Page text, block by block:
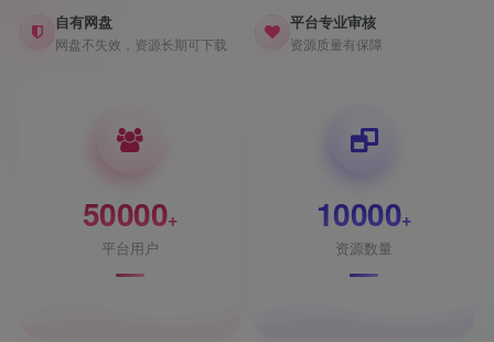
自有网盘
网盘不失效，资源长期可下载
平台专业审核
资源质量有保障
50000+
平台用户
10000+
资源数量